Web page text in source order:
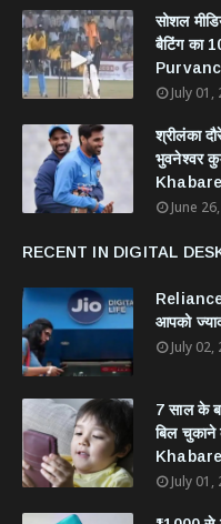
सोशल
बैटिंग का
July 01,
श्रीलंका
भुवनेश्वर
June
RECENT IN DIGITAL
आपको
July 02,
7 साल के
बिल चुकाने
July 01,